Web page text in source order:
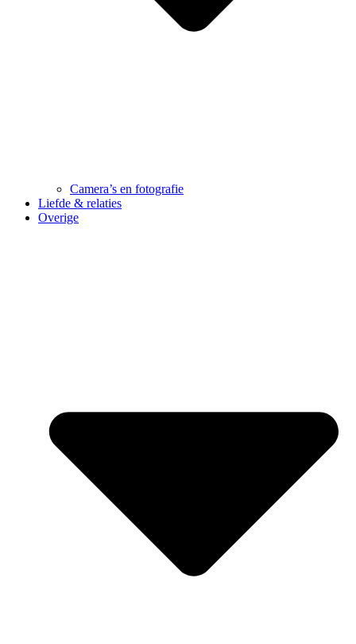
Camera’s en fotografie
Liefde & relaties
Overige